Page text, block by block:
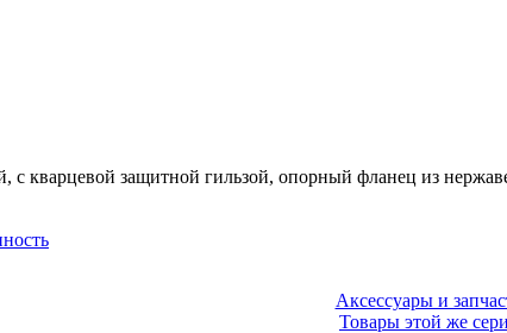
с кварцевой защитной гильзой, опорный фланец из
Аксессуары и
Товары этой же